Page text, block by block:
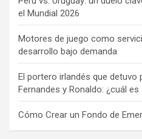
el Mundial 2026
Motores de juego como
desarrollo bajo demanda
El portero irlandés que detuvo
Fernandes y Ronaldo: ¿cuál
Cómo Crear un Fondo de